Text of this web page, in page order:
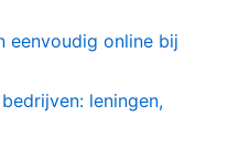
eenvoudig online bij
leningen,